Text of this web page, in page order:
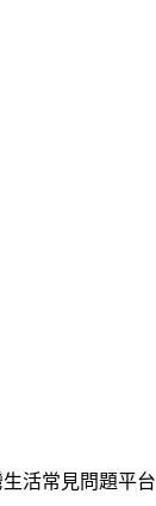
活常見問題平台